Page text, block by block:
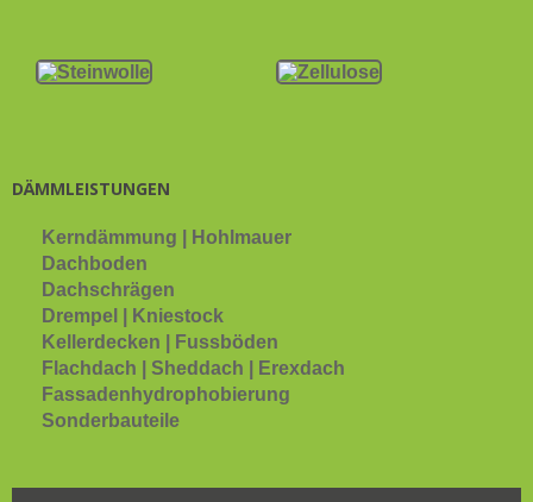
DÄMMLEISTUNGEN
Kerndämmung | Hohlmauer
Dachboden
Dachschrägen
Drempel | Kniestock
Kellerdecken | Fussböden
Flachdach | Sheddach | Erexdach
Fassadenhydrophobierung
Sonderbauteile